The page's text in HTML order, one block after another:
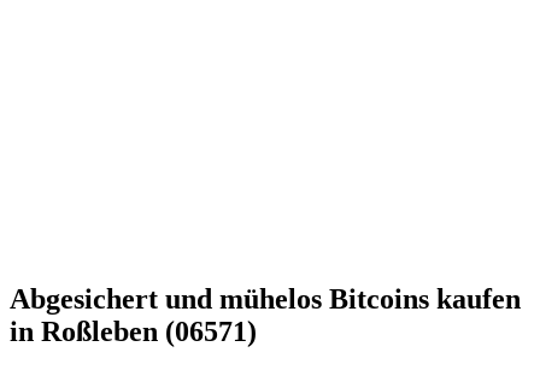
Abgesichert und mühelos Bitcoins kaufen
in Roßleben (06571)